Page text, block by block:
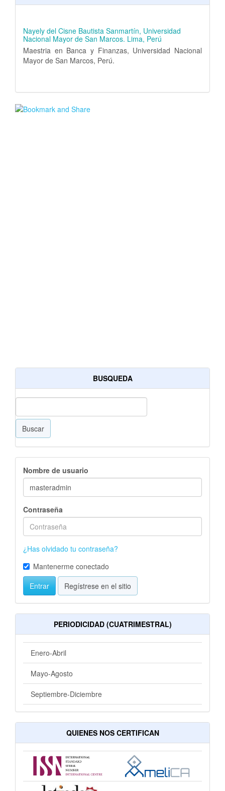
Nayely del Cisne Bautista Sanmartín, Universidad
Nacional Mayor de San Marcos. Lima, Perú
Maestria en Banca y Finanzas, Universidad Nacional
Mayor de San Marcos, Perú.
BUSQUEDA
Buscar
Nombre de usuario
Contraseña
¿Has olvidado tu contraseña?
Mantenerme conectado
Entrar
Regístrese en el sitio
PERIODICIDAD (CUATRIMESTRAL)
Enero-Abril
Mayo-Agosto
Septiembre-Diciembre
QUIENES NOS CERTIFICAN